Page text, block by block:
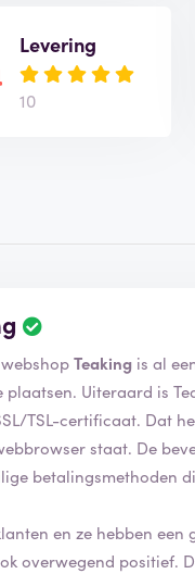
Levering
10
Teaking geverifieerd. De webshopTeaking is al
de KvK (Kamer
herken je aan het gesloten
geeft aan dat je veilig
betalingsmethoden
en ze hebben een
Door een beoordeling te